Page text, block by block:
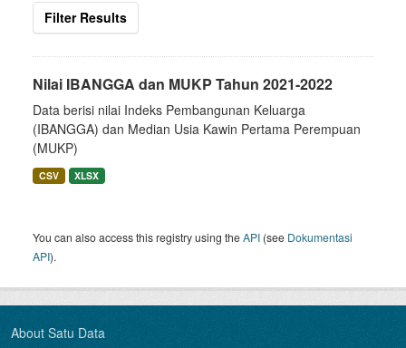
Filter Results
Nilai IBANGGA dan MUKP Tahun 2021-2022
Data berisi nilai Indeks Pembangunan Keluarga
(IBANGGA) dan Median Usia Kawin Pertama Perempuan
(MUKP)
CSV XLSX
You can also access this registry using theAPI (see Dokumentasi
API).
About Satu Data